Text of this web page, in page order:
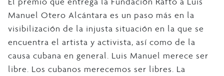
Manuel Otero Alcántara es un paso más en la
visibilización de la injusta situación en la que se
encuentra el artista y activista, así como de la
causa cubana en general. Luis Manuel merece ser
libre. Los cubanos merecemos ser libres. La